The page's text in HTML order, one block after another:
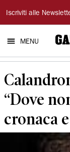
Gazzetta
di
Reggio
Iscriviti alle
MENU
“Dove
cronaca